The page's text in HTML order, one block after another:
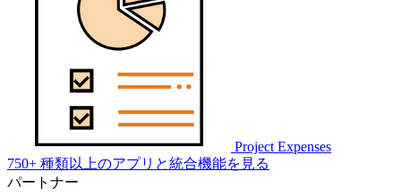
Project Expenses
750+ 種類以上のアプリと統合機能を見る
パートナー